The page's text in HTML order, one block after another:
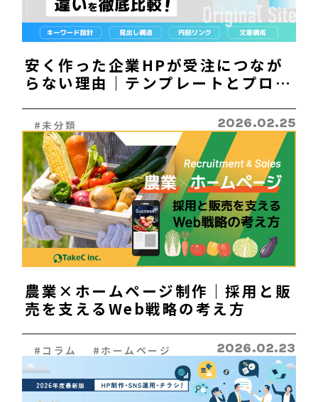
安く作った企業HPが受注につなが
らない理由｜テンプレートとプロ制
#未分類 2026.02.25
農業×ホームページ制作｜採用と販
売を支えるWeb戦略の考え方
#コラム #ホームページ 2026.02.23